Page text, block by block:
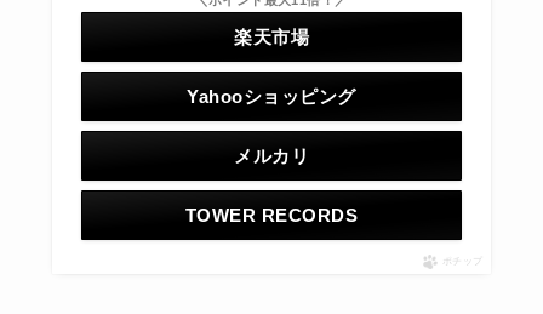
楽天市場
Yahooショッピング
メルカリ
TOWER RECORDS
ポチップ